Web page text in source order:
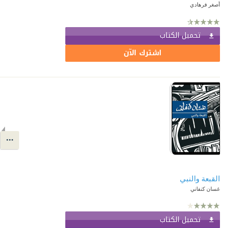
أصغر فرهادي
تحميل الكتاب
اشترك الآن
القبعة والنبي
غسان كنفاني
تحميل الكتاب